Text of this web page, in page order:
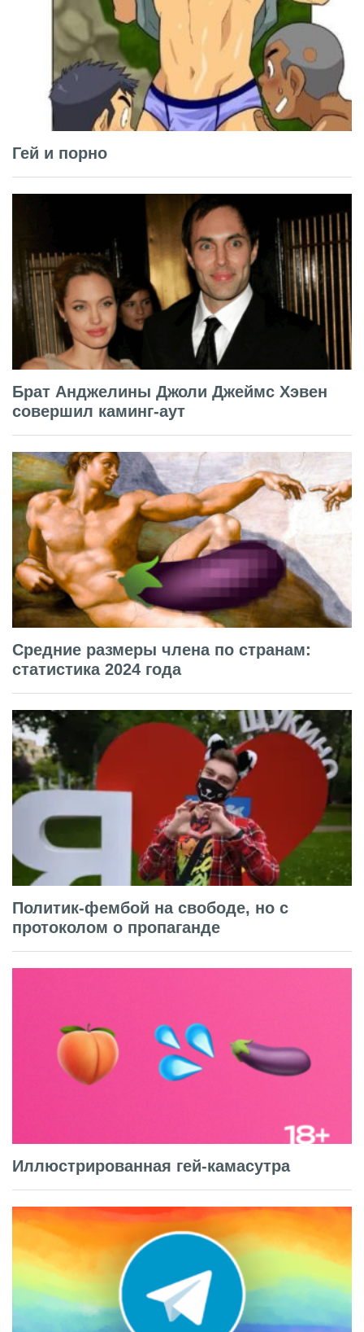
Гей и порно
Брат Анджелины Джоли Джеймс Хэвен
совершил каминг-аут
Средние размеры члена по странам:
статистика 2024 года
Политик-фембой на свободе, но с
протоколом о пропаганде
Иллюстрированная гей-камасутра